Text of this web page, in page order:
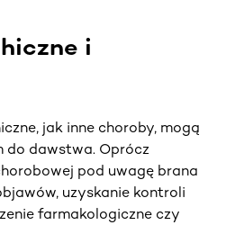
i
jak inne choroby, mogą
do dawstwa. Oprócz
pod uwagę brana
uzyskanie kontroli
farmakologiczne czy